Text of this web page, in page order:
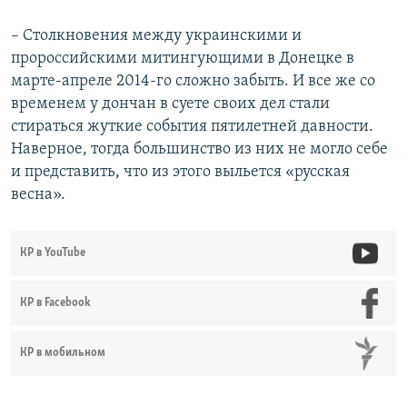
– Столкновения между украинскими и
пророссийскими митингующими в Донецке в
марте-апреле 2014-го сложно забыть. И все же со
временем у дончан в суете своих дел стали
стираться жуткие события пятилетней давности.
Наверное, тогда большинство из них не могло себе
и представить, что из этого выльется «русская
весна».
КР в YouTube
КР в Facebook
КР в мобильном